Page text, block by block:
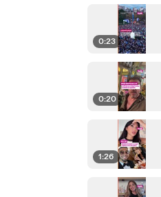
0:23
0:20
1:26